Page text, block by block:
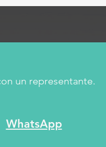
un representante.
WhatsApp